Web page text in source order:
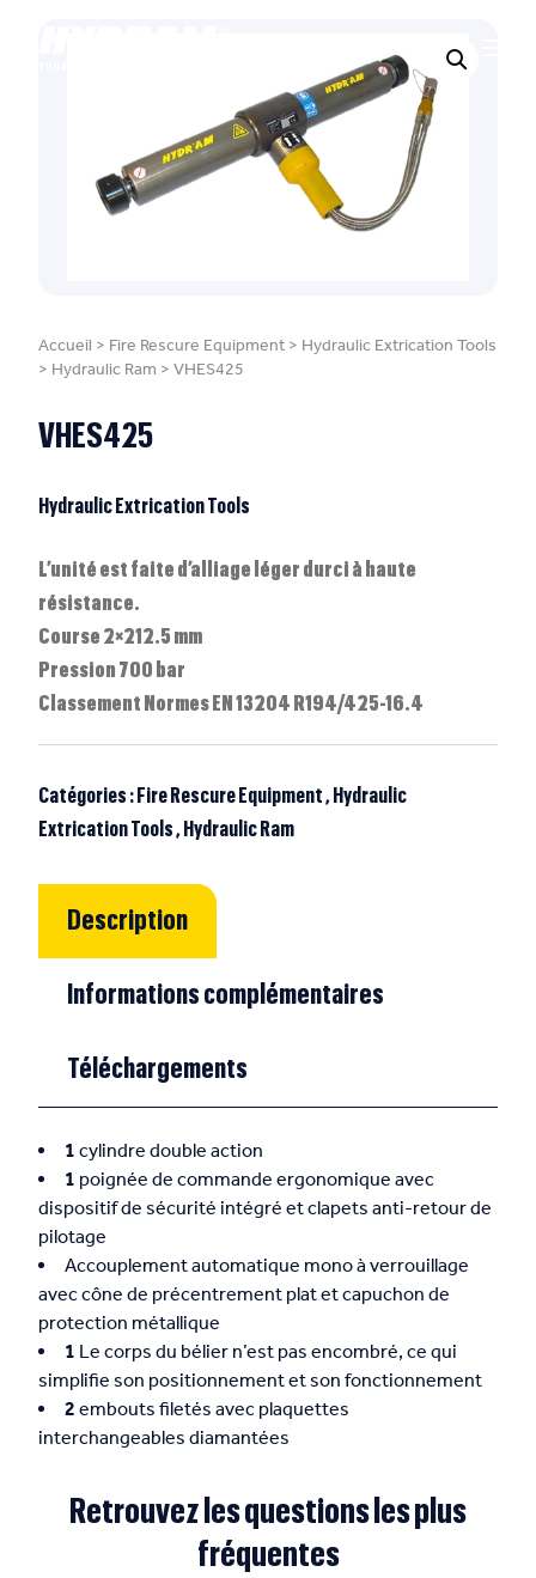
Accueil > Fire Rescure Equipment > Hydraulic Extrication Tools
> Hydraulic Ram > VHES425
VHES425
Hydraulic Extrication Tools
L’unité est faite d’alliage léger durci à haute
résistance.
Course 2×212.5 mm
Pression 700 bar
Classement Normes EN 13204 R194/425-16.4
Catégories : Fire Rescure Equipment, Hydraulic
Extrication Tools, Hydraulic Ram
Description
Informations complémentaires
Téléchargements
1 cylindre double action
1 poignée de commande ergonomique avec
dispositif de sécurité intégré et clapets anti-retour de
pilotage
Accouplement automatique mono à verrouillage
avec cône de précentrement plat et capuchon de
protection métallique
1 Le corps du bélier n’est pas encombré, ce qui
simplifie son positionnement et son fonctionnement
2 embouts filetés avec plaquettes
interchangeables diamantées
Retrouvez les questions les plus
fréquentes